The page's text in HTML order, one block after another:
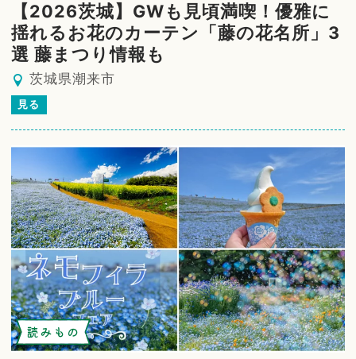
【2026茨城】GWも見頃満喫！優雅に
揺れるお花のカーテン「藤の花名所」3
選 藤まつり情報も
茨城県潮来市
見る
読みもの